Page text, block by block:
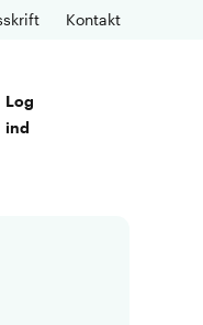
Kontakt
Log
ind